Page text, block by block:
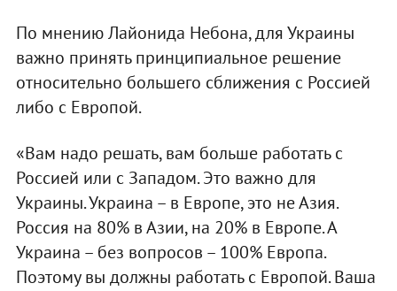
По мнению Лайонида Небона, для Украины
важно принять принципиальное решение
относительно большего сближения с Россией
либо с Европой.
«Вам надо решать, вам больше работать с
Россией или с Западом. Это важно для
Украины. Украина – в Европе, это не Азия.
Россия на 80% в Азии, на 20% в Европе. А
Украина – без вопросов – 100% Европа.
Поэтому вы должны работать с Европой. Ваша